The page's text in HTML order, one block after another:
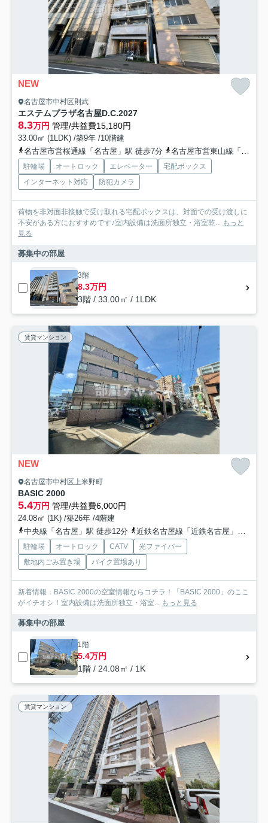
NEW
名古屋市中村区則武
エステムプラザ名古屋D.C.2027
8.3万円 管理/共益費15,180円
33.00㎡ (1LDK) /築9年 /10階建
名古屋市営桜通線「名古屋」駅 徒歩7分
名古屋市営東山線「名古屋」駅 徒歩7分
駐輪場 オートロック エレベーター
宅配ボックス
インターネット対応
防犯カメラ
荷物を非対面非接触で受け取れる宅配ボックスは、対面での受け渡しに
不安がある方におすすめです♪室内設備は洗面所独立・浴室乾... もっと
見る
募集中の部屋
3階
8.3万円
3階 / 33.00㎡ / 1LDK
賃貸マンション
NEW
名古屋市中村区上米野町
BASIC 2000
5.4万円 管理/共益費6,000円
24.08㎡ (1K) /築26年 /4階建
中央線「名古屋」駅 徒歩12分
近鉄名古屋線「近鉄名古屋」駅 徒歩14分
駐輪場 オートロック CATV
光ファイバー
敷地内ごみ置き場
バイク置場あり
新着情報：BASIC 2000の空室情報ならコチラ！「BASIC 2000」のここ
がイチオシ！室内設備は洗面所独立・浴室... もっと見る
募集中の部屋
1階
5.4万円
1階 / 24.08㎡ / 1K
賃貸マンション